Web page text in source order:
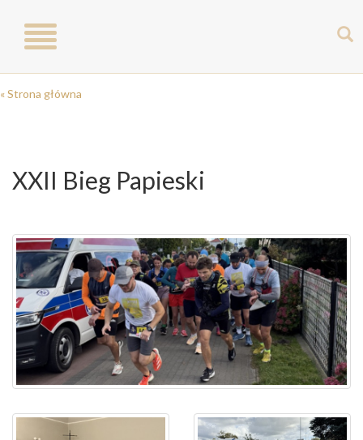
Toggle
navigation
« Strona główna
XXII Bieg Papieski